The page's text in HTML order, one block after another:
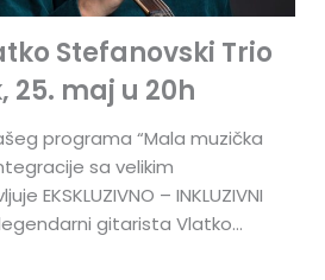
Stefanovski Trio
25. maj u 20h
programa “Mala muzička
sa velikim
EKSKLUZIVNO – INKLUZIVNI
gitarista Vlatko...